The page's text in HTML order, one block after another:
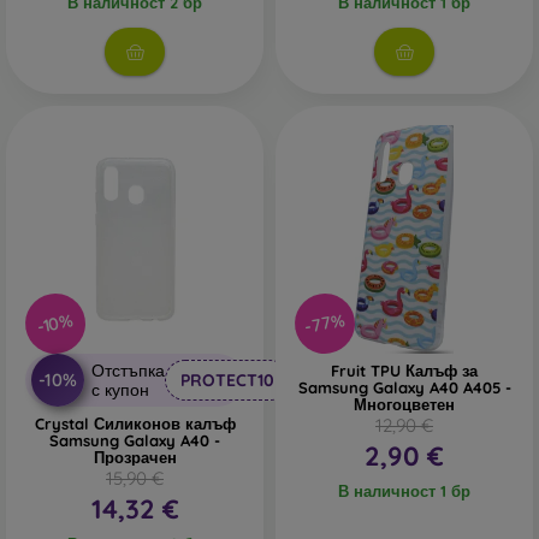
В нашия онлайн магазин
ще намерите десетки
интересни калъфи за телефони, изработени от различни
материали. Просто изберете този, който е за вас.
-10%
-10%
Отстъпка
с купон
PROTECT10
Crystal Силиконов калъф
Samsung Galaxy A40 -
Прозрачен
15,90 €
14,32 €
-77%
Fruit TPU Калъф за
Samsung Galaxy A40 A405 -
Многоцветен
12,90 €
2,90 €
В наличност 1 бр